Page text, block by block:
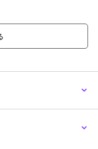
／バーナー